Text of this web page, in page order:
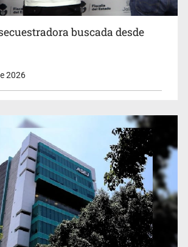
popular por desarrollo de vivienda
Isidro
buscada desde
2026